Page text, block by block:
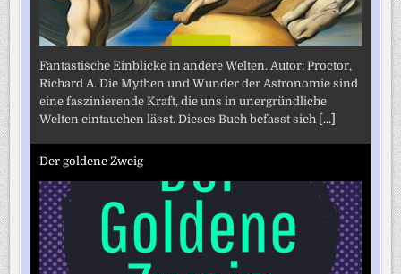
Fantastische Einblicke in andere Welten. Autor: Proctor,
Richard A. Die Mythen und Wunder der Astronomie sind
eine faszinierende Kraft, die uns in unergründliche
Welten eintauchen lässt. Dieses Buch befasst sich [...]
Der goldene Zweig